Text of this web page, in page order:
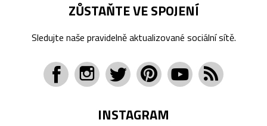
ZŮSTAŇTE VE SPOJENÍ
Sledujte naše pravidelně aktualizované sociální sítě.
INSTAGRAM